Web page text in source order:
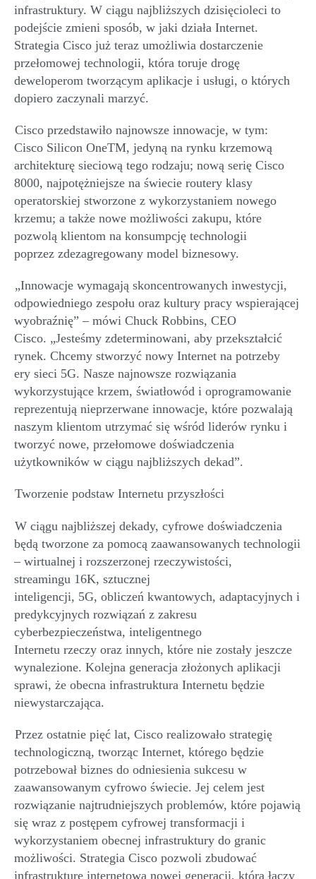
infrastruktury. W ciągu najbliższych dzisięcioleci to
podejście zmieni sposób w jaki działa Internet.
Strategia Cisco już teraz umożliwia dostarczenie
przełomowej technologii, która toruje drogę
deweloperom tworzącym aplikacje i usługi, o których
dopiero zaczynali marzyć.
Cisco przedstawiło najnowsze innowacje, w tym:
Cisco Silicon OneTM , jedyną na rynku krzemową
architekturę sieciową tego rodzaju; nową serię Cisco
8000 , najpotężniejsze na świecie routery klasy
operatorskiej stworzone z wykorzystaniem nowego
krzemu; a także nowe możliwości zakupu, które
pozwolą klientom na konsumpcję technologii
poprzez zdezagregowany model biznesowy.
Innowacje wymagają skoncentrowanych inwestycji,
odpowiedniego zespołu oraz kultury pracy wspierającej
wyobraźnię” – mówi Chuck Robbins
CEO
Cisco.
Jesteśmy zdeterminowani, aby przekształcić
rynek. Chcemy stworzyć nowy Internet na potrzeby
ery sieci 5G. Nasze najnowsze rozwiązania
wykorzystujące krzem, światłowód i oprogramowanie
reprezentują nieprzerwane innowacje, które pozwalają
naszym klientom utrzymać się wśród liderów rynku i
tworzyć nowe, przełomowe doświadczenia
użytkowników w ciągu najbliższych dekad”.
Tworzenie podstawInternetu przyszłości
W ciągu najbliższej dekady, cyfrowe doświadczenia
będą tworzone za pomocą zaawansowanych technologii
– wirtualnej i rozszerzonej rzeczywistości,
streamingu 16K, sztucznej
inteligencji, 5G, obliczeń kwantowych, adaptacyjnych i
predykcyjnych rozwiązań z zakresu
cyberbezpieczeństwa, inteligentnego
Internetu rzeczy oraz innych, które nie zostały jeszcze
wynalezione. Kolejna generacja złożonych aplikacji
sprawi, że obecna infrastruktura Internetu będzie
niewystarczająca.
Przez ostatnie pięć lat, Cisco realizowałostrategię
technologiczną, tworząc Internet, którego będzie
potrzebował biznes do odniesienia sukcesu w
zaawansowanym cyfrowo świecie. Jej celem jest
rozwiązanie najtrudniejszych problemów, które pojawią
się wraz z postępem cyfrowej transformacji i
wykorzystaniem obecnej infrastruktury do granic
możliwości. Strategia Cisco pozwoli zbudować
infrastrukturę internetową nowej generacji, która łączy